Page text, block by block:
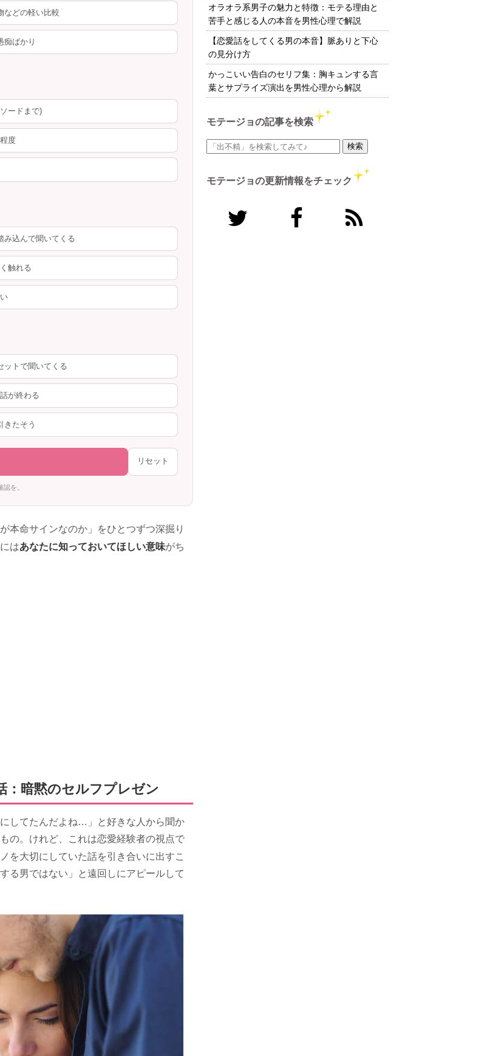
などの軽い比較
痴ばかり
ードまで)
度
み込んで聞いてくる
触れる
ットで聞いてくる
が終わる
きたそう
リセット
を。
本命サインなのか」をひとつずつ深掘り
はあなたに知っておいてほしい意味がち
暗黙のセルフプレゼン
してたんだよね…」と好きな人から聞か
の。けれど、これは恋愛経験者の視点で
を大切にしていた話を引き合いに出すこ
る男ではない」と遠回しにアピールして
オラオラ系男子の魅力と特徴：モテる理由と
苦手と感じる人の本音を男性心理で解説
【恋愛話をしてくる男の本音】脈ありと下心
の見分け方
かっこいい告白のセリフ集：胸キュンする言
葉とサプライズ演出を男性心理から解説
モテージョの記事を検索
モテージョの更新情報をチェック